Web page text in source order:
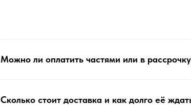
Можно ли оплатить частями или в
Сколько стоит доставка и как долго её